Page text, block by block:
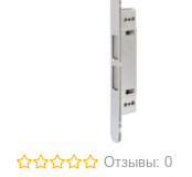
Отзывы: 0